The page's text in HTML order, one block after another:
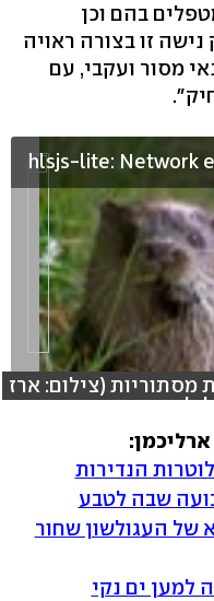
בהם וכן
זו בצורה ראויה
מסור ועקבי, עם
hlsjs-lite: Network
מסתוריות (צילום: ארז
עריכה: כרמית
הנדירות
שבה לטבע
של העגולשון שחור
למען ים נקי